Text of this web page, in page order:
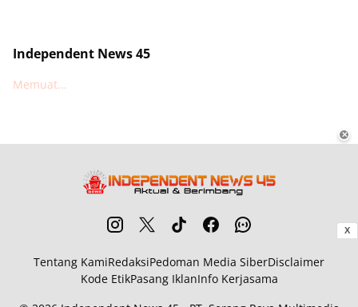
Independent News 45
Memuat...
X
✕
Tentang KamiRedaksiPedoman Media SiberDisclaimer
Kode EtikPasang IklanInfo Kerjasama